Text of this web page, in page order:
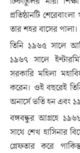
প্রতিষ্ঠানটি
তার শহর বাসের পালা।
তিনি ১৯৬৫ সালে
১৯৬৭ সালে
সরকারি মহিলা
করেন। ওই বছরেই
অনার্সে ভর্তি হন এবং
বঙ্গবন্ধুর আগ্রহে
সাথে শেখ হাসিনার
গ্রেফতার করে